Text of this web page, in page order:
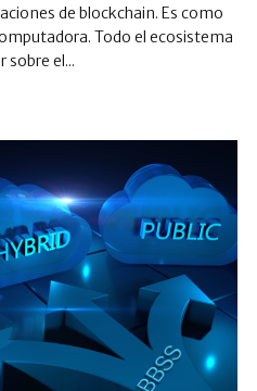
de blockchain. Es como
Todo el ecosistema
sobre el...